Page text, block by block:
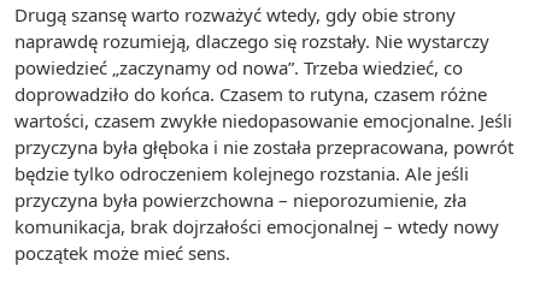
Drugą szansę warto rozważyć wtedy, gdy obie strony
naprawdę rozumieją, dlaczego się rozstały. Nie wystarczy
powiedzieć „zaczynamy od nowa”. Trzeba wiedzieć, co
doprowadziło do końca. Czasem to rutyna, czasem różne
wartości, czasem zwykłe niedopasowanie emocjonalne. Jeśli
przyczyna była głęboka i nie została przepracowana, powrót
będzie tylko odroczeniem kolejnego rozstania. Ale jeśli
przyczyna była powierzchowna – nieporozumienie, zła
komunikacja, brak dojrzałości emocjonalnej – wtedy nowy
początek może mieć sens.